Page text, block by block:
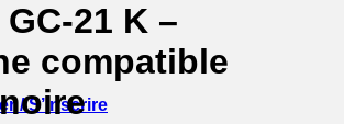
/ S’inscrire
21 K –
compatible